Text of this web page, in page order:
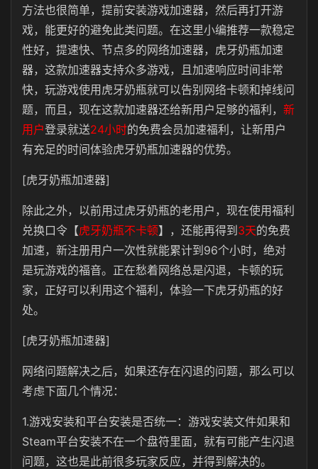
方法也很简单，提前安装游戏加速器，然后再打开游
戏，能更好的避免此类问题。在这里小编推荐一款稳定
性好，提速快、节点多的网络加速器，虎牙奶瓶加速
器，这款加速器支持众多游戏，且加速响应时间非常
快，玩游戏使用虎牙奶瓶就可以告别网络卡顿和掉线问
题，而且，现在这款加速器还给新用户足够的福利， 新
用户登录就送24小时的免费会员加速福利，让新用户
有充足的时间体验虎牙奶瓶加速器的优势。
[虎牙奶瓶加速器]
除此之外，以前用过虎牙奶瓶的老用户，现在使用福利
兑换口令【虎牙奶瓶不卡顿】，还能再得到 3天的免费
加速，新注册用户一次性就能累计到96个小时，绝对
是玩游戏的福音。正在愁着网络总是闪退，卡顿的玩
家，正好可以利用这个福利，体验一下虎牙奶瓶的好
处。
[虎牙奶瓶加速器]
网络问题解决之后，如果还存在闪退的问题，那么可以
考虑下面几个情况：
1.游戏安装和平台安装是否统一：游戏安装文件如果和
Steam平台安装不在一个盘符里面，就有可能产生闪退
问题，这也是此前很多玩家反应，并得到解决的。